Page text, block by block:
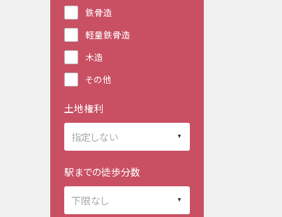
鉄骨造
軽量鉄骨造
木造
その他
土地権利
駅までの徒歩分数